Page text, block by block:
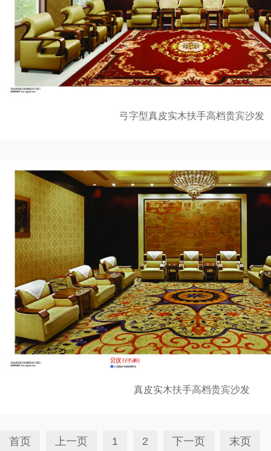
弓字型真皮实木扶手高档贵宾沙发
真皮实木扶手高档贵宾沙发
首页 上一页 1 2 下一页 末页